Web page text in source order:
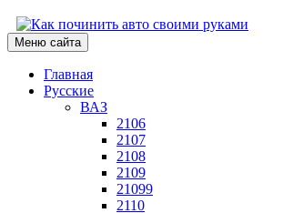
Меню сайта
Главная
Русские
ВАЗ
2106
2107
2108
2109
21099
2110